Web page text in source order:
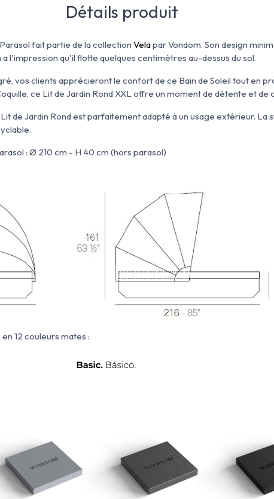
Détails produit
fait partie de la collection Velapar Vondom. Son design
l'impression qu'il flotte quelques centimètres au-dessus du sol.
vos clients apprécieront le confort de ce Bain de Soleil tout en
ce Lit de Jardin Rond XXL offre un moment de détente et de
de Jardin Rond est parfaitement adapté à un usage extérieur. La
: Ø 210 cm - H 40 cm (hors parasol)
12 couleurs mates :